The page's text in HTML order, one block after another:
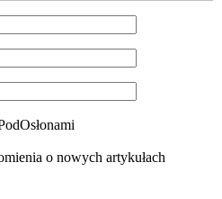
o nowych artykułach